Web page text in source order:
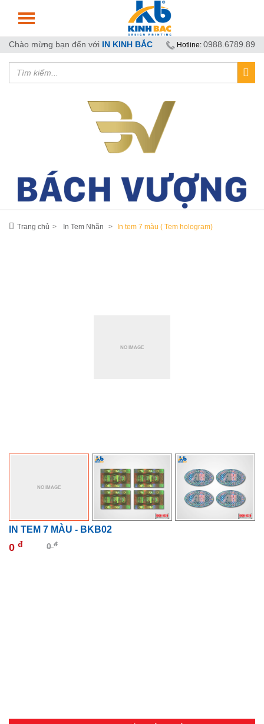
Chào mừng bạn đến với IN KINH BẮC Hotline: 0988.6789.89
Trang chủ In Tem Nhãn In tem 7 màu ( Tem hologram)
IN TEM 7 MÀU - BKB02
0 đ 0đ